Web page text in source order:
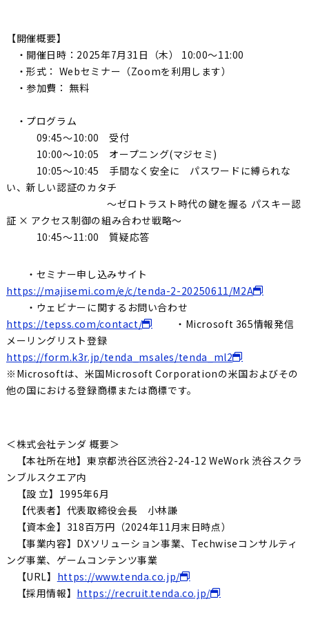
【開催概要】
・開催日時：2025年7月31日（木） 10:00～11:00
・形式： Webセミナー（Zoomを利用します）
・参加費： 無料
・プログラム
09:45～10:00 受付
10:00～10:05 オープニング(マジセミ)
10:05～10:45 手間なく安全に パスワードに縛られな
い、新しい認証のカタチ
～ゼロトラスト時代の鍵を握る パスキー認
証 × アクセス制御の組み合わせ戦略～
10:45～11:00 質疑応答
・セミナー申し込みサイト
https://majisemi.com/e/c/tenda-2-20250611/M2A
・ウェビナーに関するお問い合わせ
https://tepss.com/contact/
・Microsoft 365情報発信
メーリングリスト登録
https://form.k3r.jp/tenda_msales/tenda_ml2
※Microsoftは、米国Microsoft Corporationの米国およびその
他の国における登録商標または商標です。
＜株式会社テンダ 概要＞
【本社所在地】東京都渋谷区渋谷2-24-12 WeWork 渋谷スクラ
ンブルスクエア内
【設 立】1995年6月
【代表者】代表取締役会長 小林謙
【資本金】318百万円（2024年11月末日時点）
【事業内容】DXソリューション事業、Techwiseコンサルティ
ング事業、ゲームコンテンツ事業
【URL】 https://www.tenda.co.jp/
【採用情報】 https://recruit.tenda.co.jp/